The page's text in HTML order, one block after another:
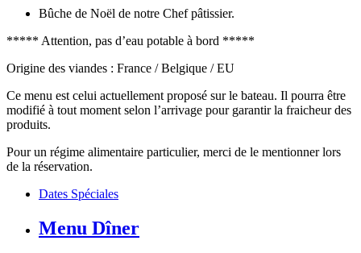
Bûche de Noël de notre Chef pâtissier.
***** Attention, pas d’eau potable à bord *****
Origine des viandes : France / Belgique / EU
Ce menu est celui actuellement proposé sur le bateau. Il pourra être
modifié à tout moment selon l’arrivage pour garantir la fraicheur des
produits.
Pour un régime alimentaire particulier, merci de le mentionner lors
de la réservation.
Dates Spéciales
Menu Dîner